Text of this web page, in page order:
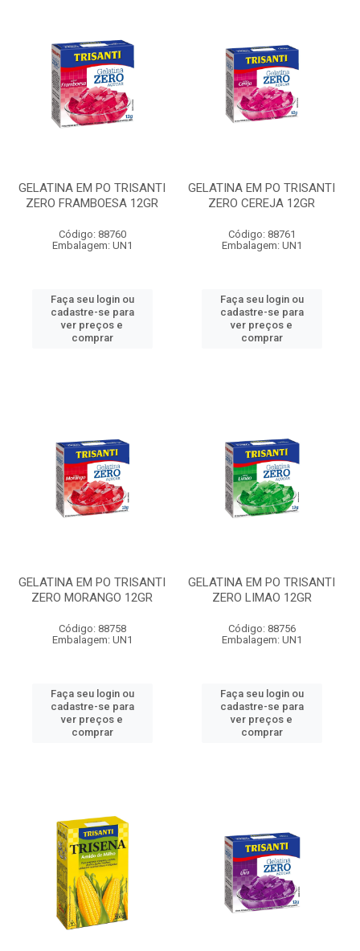
GELATINA EM PO TRISANTI
ZERO FRAMBOESA 12GR
Código: 88760
Embalagem: UN1
Faça seu login ou
cadastre-se para
ver preços e
comprar
GELATINA EM PO TRISANTI
ZERO CEREJA 12GR
Código: 88761
Embalagem: UN1
Faça seu login ou
cadastre-se para
ver preços e
comprar
GELATINA EM PO TRISANTI
ZERO MORANGO 12GR
Código: 88758
Embalagem: UN1
Faça seu login ou
cadastre-se para
ver preços e
comprar
GELATINA EM PO TRISANTI
ZERO LIMAO 12GR
Código: 88756
Embalagem: UN1
Faça seu login ou
cadastre-se para
ver preços e
comprar